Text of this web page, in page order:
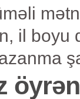
il boyu